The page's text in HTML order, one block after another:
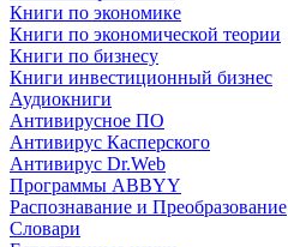
Книги по экономике
Книги по экономической теории
Книги по бизнесу
Книги инвестиционный бизнес
Аудиокниги
Антивирусное ПО
Антивирус Касперского
Антивирус Dr.Web
Программы ABBYY
Распознавание и Преобразование
Словари